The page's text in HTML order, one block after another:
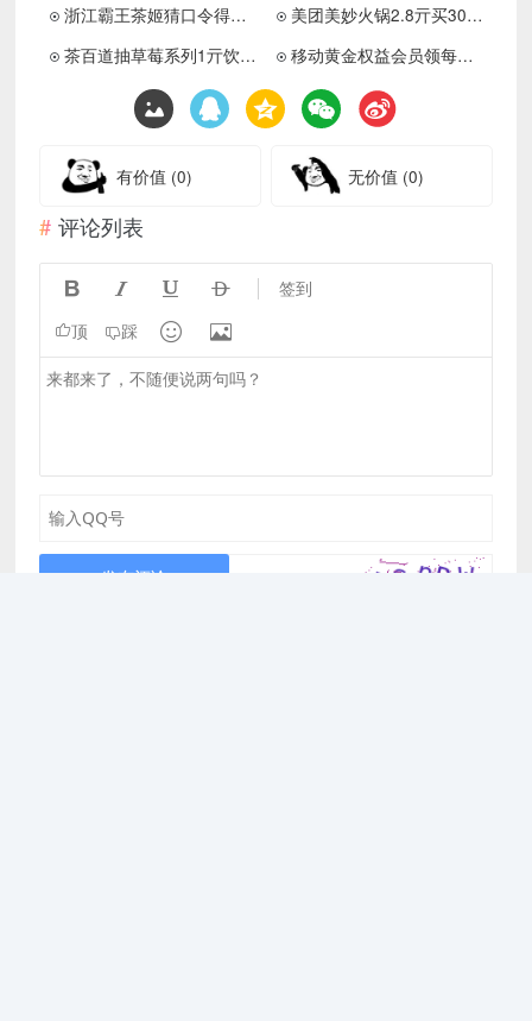
浙江霸王茶姬猜口令得免单券
美团美妙火锅2.8亓买30亓券
茶百道抽草莓系列1亓饮品券
移动黄金权益会员领每月权益
有价值 (0) 无价值 (0)
评论列表
    签到
顶 踩  
发布评论